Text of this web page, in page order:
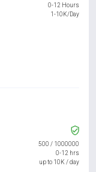
0-12 Hours
1-10K/Day
500 / 1000000
0-12 hrs
up to 10K / day